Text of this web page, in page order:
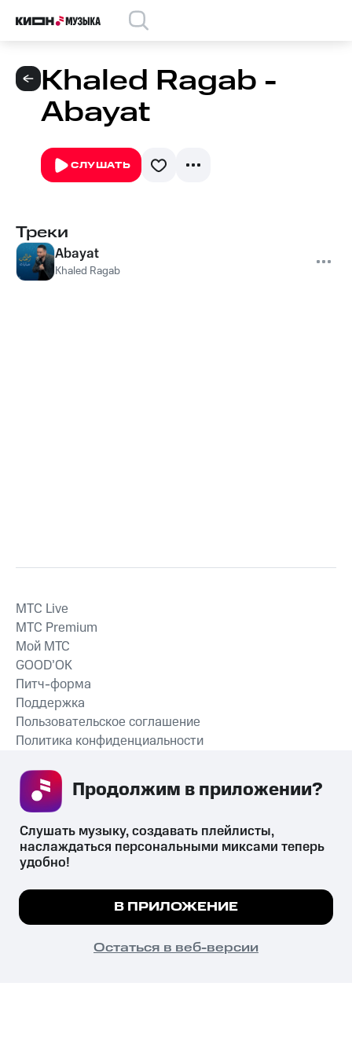
Khaled Ragab -
Abayat
СЛУШАТЬ
Треки
Abayat
Khaled Ragab
СКАЧАТЬ ПРИЛОЖЕНИЕ
MTС Live
MTС Premium
Мой МТС
GOOD’OK
Питч-форма
Поддержка
Пользовательское соглашение
Политика конфиденциальности
психотропных веществ, их аналогов причиняет вред здоровью,
их незаконный оборот запрещён и влечёт установленную
законодательством ответственность.
© 2026 ООО «КИОН».
Все права защищены
Мы используем куки, чтобы на сайте все
Подробнее
ПОНЯТНО
Слушать музыку, создавать плейлисты,
наслаждаться персональными миксами теперь
удобно!
В ПРИЛОЖЕНИЕ
Остаться в веб-версии